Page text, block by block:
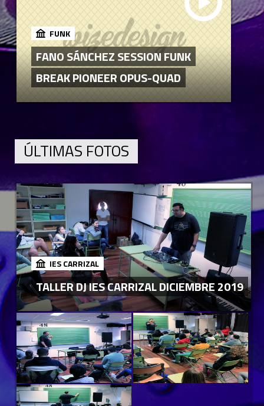
FUNK
FANO SÁNCHEZ SESSION FUNK
BREAK PIONEER OPUS-QUAD
ÚLTIMAS FOTOS
IES CARRIZAL
TALLER DJ IES CARRIZAL DICIEMBRE 2019